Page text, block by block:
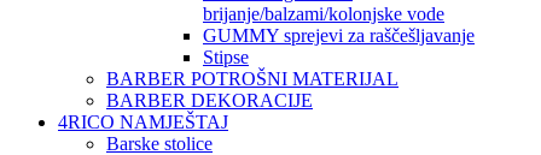
brijanje/balzami/kolonjske vode
GUMMY sprejevi za raščešljavanje
Stipse
BARBER POTROŠNI MATERIJAL
BARBER DEKORACIJE
4RICO NAMJEŠTAJ
Barske stolice